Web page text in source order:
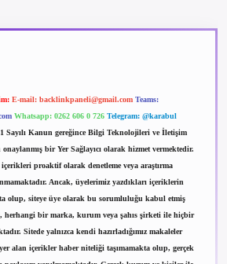
E-mail: backlinkpaneli@gmail.com Teams:
Whatsapp: 0262 606 0 726 Telegram: @karabul
Sayılı Kanun gereğince Bilgi Teknolojileri ve İletişim
bir Yer Sağlayıcı olarak hizmet vermektedir.
proaktif olarak denetleme veya araştırma
Ancak, üyelerimiz yazdıkları içeriklerin
olup, siteye üye olarak bu sorumluluğu kabul etmiş
herhangi bir marka, kurum veya şahıs şirketi ile hiçbir
Sitede yalnızca kendi hazırladığımız makaleler
alan içerikler haber niteliği taşımamakta olup, gerçek